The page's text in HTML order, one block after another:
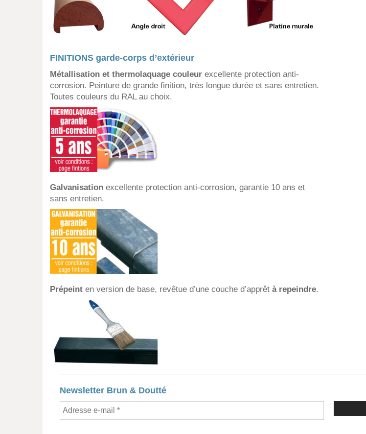
FINITIONS garde-corps d’extérieur
Métallisation et thermolaquage couleur excellente protection anti-
corrosion. Peinture de grande finition, très longue durée et sans entretien.
Toutes couleurs du RAL au choix.
Galvanisation excellente protection anti-corrosion, garantie 10 ans et
sans entretien.
Prépeint en version de base, revêtue d’une couche d’apprêt à repeindre.
Newsletter Brun & Doutté